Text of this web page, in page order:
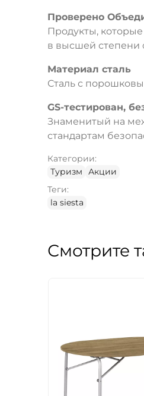
Проверено
Продукты,
в высшей степени
Материал сталь
Сталь с
GS-тестирован,
Знаменитый на
стандартам
Категории:
Туризм
Акции
Теги:
la siesta
Смотрите